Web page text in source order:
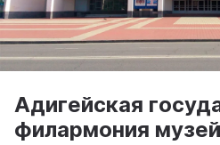
Адигейская
филармония музей